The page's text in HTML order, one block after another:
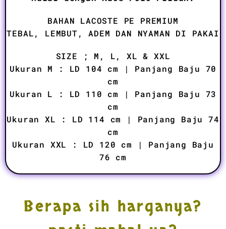
BAHAN LACOSTE PE PREMIUM
TEBAL, LEMBUT, ADEM DAN NYAMAN DI PAKAI
SIZE ; M, L, XL & XXL
Ukuran M : LD 104 cm | Panjang Baju 70
cm
Ukuran L : LD 110 cm | Panjang Baju 73
cm
Ukuran XL : LD 114 cm | Panjang Baju 74
cm
Ukuran XXL : LD 120 cm | Panjang Baju
76 cm
Berapa sih harganya?